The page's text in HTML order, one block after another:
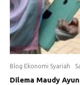
Blog Ekonomi Syariah
Dilema Maudy